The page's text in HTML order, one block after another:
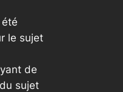
le sujet
de
sujet